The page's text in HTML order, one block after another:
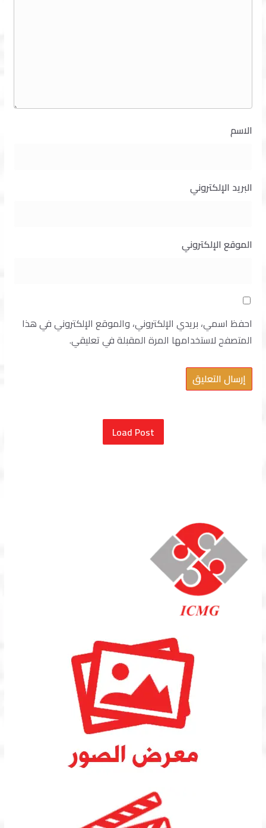
الاسم
البريد الإلكتروني
الموقع الإلكتروني
احفظ اسمي، بريدي الإلكتروني، والموقع الإلكتروني في هذا
المتصفح لاستخدامها المرة المقبلة في تعليقي.
Load Post